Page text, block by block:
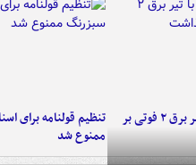
برخورد پراید با تیر برق ۲ فوتی بر
تنظیم قولنامه برای
ممنوع شد